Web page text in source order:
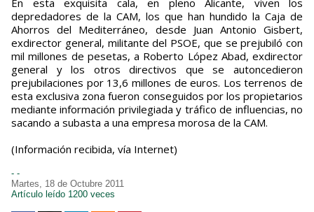
En esta exquisita cala, en pleno Alicante, viven los
depredadores de la CAM, los que han hundido la Caja de
Ahorros del Mediterráneo, desde Juan Antonio Gisbert,
exdirector general, militante del PSOE, que se prejubiló con
mil millones de pesetas, a Roberto López Abad, exdirector
general y los otros directivos que se autoncedieron
prejubilaciones por 13,6 millones de euros. Los terrenos de
esta exclusiva zona fueron conseguidos por los propietarios
mediante información privilegiada y tráfico de influencias, no
sacando a subasta a una empresa morosa de la CAM.
(Información recibida, vía Internet)
- -
Martes, 18 de Octubre 2011
Artículo leído 1200 veces